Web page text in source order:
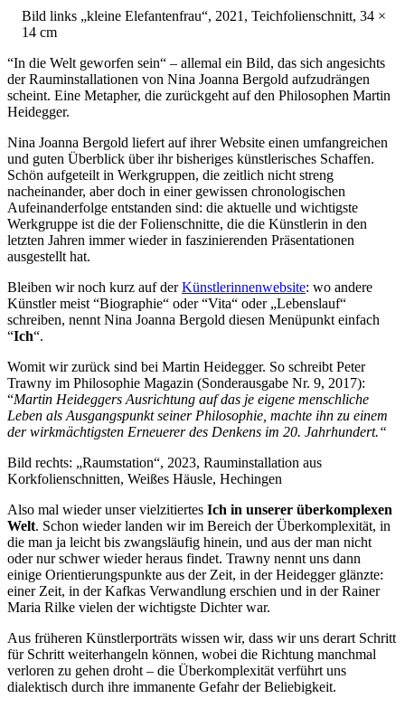
Bild links „kleine Elefantenfrau“, 2021, Teichfolienschnitt, 34 ×
14 cm
“In die Welt geworfen sein“ – allemal ein Bild, das sich angesichts
der Rauminstallationen von Nina Joanna Bergold aufzudrängen
scheint. Eine Metapher, die zurückgeht auf den Philosophen Martin
Heidegger.
Nina Joanna Bergold liefert auf ihrer Website einen umfangreichen
und guten Überblick über ihr bisheriges künstlerisches Schaffen.
Schön aufgeteilt in Werkgruppen, die zeitlich nicht streng
nacheinander, aber doch in einer gewissen chronologischen
Aufeinanderfolge entstanden sind: die aktuelle und wichtigste
Werkgruppe ist die der Folienschnitte, die die Künstlerin in den
letzten Jahren immer wieder in faszinierenden Präsentationen
ausgestellt hat.
Bleiben wir noch kurz auf derKünstlerinnenwebsite: wo andere
Künstler meist “Biographie“ oder “Vita“ oder „Lebenslauf“
schreiben, nennt Nina Joanna Bergold diesen Menüpunkt einfach
“Ich“.
Womit wir zurück sind bei Martin Heidegger. So schreibt Peter
Trawny im Philosophie Magazin (Sonderausgabe Nr. 9, 2017):
“Martin Heideggers Ausrichtung auf das je eigene menschliche
Leben als Ausgangspunkt seiner Philosophie, machte ihn zu einem
der wirkmächtigsten Erneuerer des Denkens im 20. Jahrhundert.“
Bild rechts: „Raumstation“, 2023, Rauminstallation aus
Korkfolienschnitten, Weißes Häusle, Hechingen
Also mal wieder unser vielzitiertes Ich in unserer überkomplexen
Welt. Schon wieder landen wir im Bereich der Überkomplexität, in
die man ja leicht bis zwangsläufig hinein, und aus der man nicht
oder nur schwer wieder heraus findet. Trawny nennt uns dann
einige Orientierungspunkte aus der Zeit, in der Heidegger glänzte:
einer Zeit, in der Kafkas Verwandlung erschien und in der Rainer
Maria Rilke vielen der wichtigste Dichter war.
Aus früheren Künstlerporträts wissen wir, dass wir uns derart Schritt
für Schritt weiterhangeln können, wobei die Richtung manchmal
verloren zu gehen droht – die Überkomplexität verführt uns
dialektisch durch ihre immanente Gefahr der Beliebigkeit.